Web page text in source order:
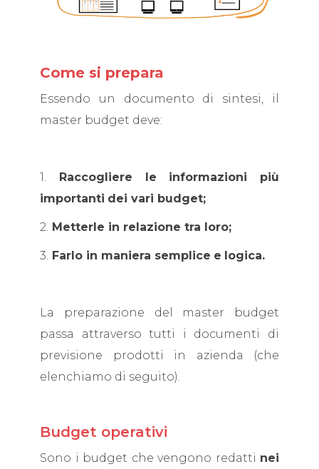
Come si prepara
Essendo un documento di sintesi, il
master budget deve:
1.
Raccogliere le informazioni più
importanti dei vari budget;
2. Metterle in relazione tra loro;
3. Farlo in maniera semplice e logica.
La preparazione del master budget
passa attraverso tutti i documenti di
previsione prodotti in azienda (che
elenchiamo di seguito).
Budget operativi
Sono i budget che vengono redatti nei